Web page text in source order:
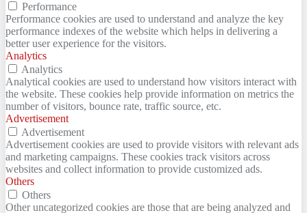
Performance
Performance cookies are used to understand and analyze the key
performance indexes of the website which helps in delivering a
better user experience for the visitors.
Analytics
Analytics
Analytical cookies are used to understand how visitors interact with
the website. These cookies help provide information on metrics the
number of visitors, bounce rate, traffic source, etc.
Advertisement
Advertisement
Advertisement cookies are used to provide visitors with relevant ads
and marketing campaigns. These cookies track visitors across
websites and collect information to provide customized ads.
Others
Others
Other uncategorized cookies are those that are being analyzed and